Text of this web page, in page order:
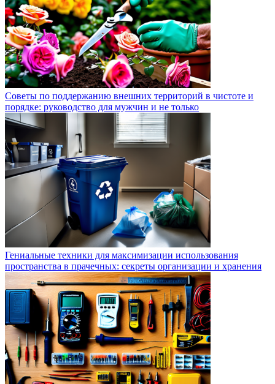
Советы по поддержанию внешних территорий в чистоте и
порядке: руководство для мужчин и не только
Гениальные техники для максимизации использования
пространства в прачечных: секреты организации и хранения